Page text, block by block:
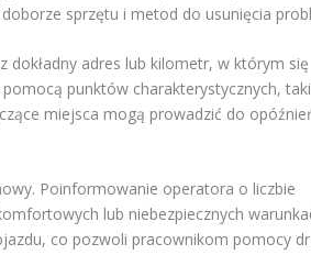
sprzętu i metod do usunięcia
adres lub kilometr, w którym się
punktów charakterystycznych,
miejsca mogą prowadzić do
Poinformowanie operatora o liczbie
lub niebezpiecznych
co pozwoli pracownikom pomocy